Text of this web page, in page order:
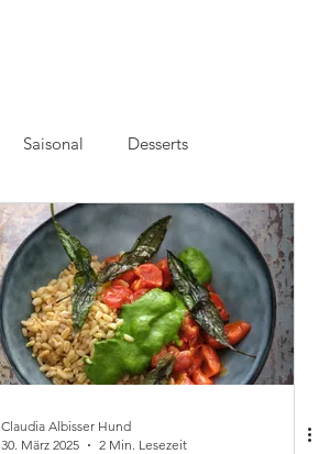
Saisonal Desserts
Meal Prep Facts Apéro
Claudia Albisser Hund
30. März 2025
2 Min. Lesezeit